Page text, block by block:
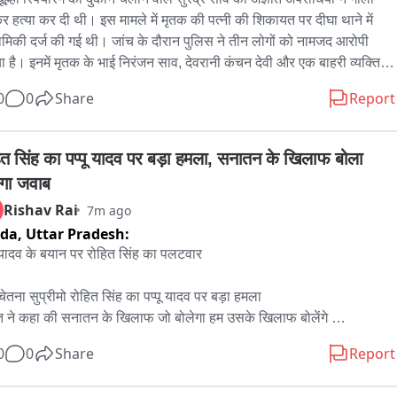
हत्या कर दी थी। इस मामले में मृतक की पत्नी की शिकायत पर दीघा थाने में
दर्ज की गई थी। जांच के दौरान पुलिस ने तीन लोगों को नामजद आरोपी
है। इनमें मृतक के भाई निरंजन साव, देवरानी कंचन देवी और एक बाहरी व्यक्ति
कर सकी है। सभी नामजद आरोपी फिलहाल फरार बताए जा रहे हैं। पुलिस उनकी
के लिए लगातार संभावित ठिकानों पर छापेमारी कर रही है और दावा कर रही है
ही सभी आरोपियों को गिरफ्तार कर लिया जाएगा।
जांच में जमीन विवाद को हत्या की मुख्य वजह माना जा रहा है। पुलिस इस
साथ-साथ अन्य संभावित कारणों की भी गहराई से जांच कर रही है। मामले को
कार्रवाई की मांग कर रहे हैं। पुलिस का कहना है कि जांच तेजी से जारी है
ही पूरे मामले का खुलासा किया जाएगा।
0 Share Report
सिंह का पप्पू यादव पर बड़ा हमला, सनातन के खिलाफ बोला
जवाब
Rishav Rai 7m ago
Uttar Pradesh:
के बयान पर रोहित सिंह का पलटवार
सुप्रीमो रोहित सिंह का पप्पू यादव पर बड़ा हमला
ने कहा की सनातन के खिलाफ जो बोलेगा हम उसके खिलाफ बोलेंगे
ने कहा की हम माता सीता के भतीजा हैं प्रभु राम का अपमान नहीं सहेंगे
0 Share Report